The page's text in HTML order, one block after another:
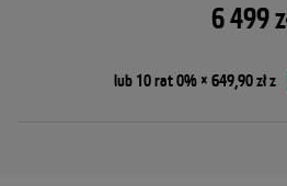
6 499
lub 10 rat 0% × 649,90 zł z